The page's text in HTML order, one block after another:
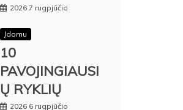
2026 7 rugpjūčio
Įdomu
10
PAVOJINGIAUSI
Ų RYKLIŲ
2026 6 rugpjūčio